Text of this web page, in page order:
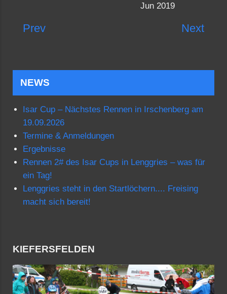
Jun 2019
Prev Next
NEWS
Isar Cup – Nächstes Rennen in Irschenberg am
19.09.2026
Termine & Anmeldungen
Ergebnisse
Rennen 2# des Isar Cups in Lenggries – was für
ein Tag!
Lenggries steht in den Startlöchern.... Freising
macht sich bereit!
KIEFERSFELDEN